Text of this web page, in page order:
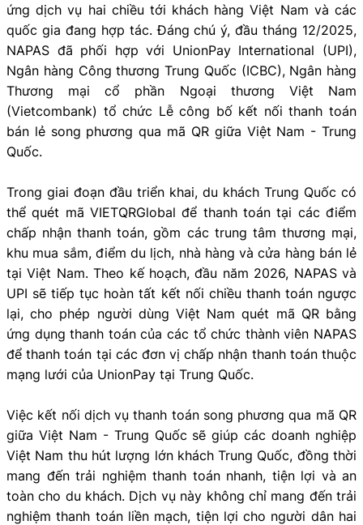
ứng dịch vụ hai chiều tới khách hàng Việt Nam và các
quốc gia đang hợp tác. Đáng chú ý, đầu tháng 12/2025,
NAPAS đã phối hợp với UnionPay International (UPI),
Ngân hàng Công thương Trung Quốc (ICBC), Ngân hàng
Thương mại cổ phần Ngoại thương Việt Nam
(Vietcombank) tổ chức Lễ công bố kết nối thanh toán
bán lẻ song phương qua mã QR giữa Việt Nam - Trung
Quốc.
Trong giai đoạn đầu triển khai, du khách Trung Quốc có
thể quét mã VIETQRGlobal để thanh toán tại các điểm
chấp nhận thanh toán, gồm các trung tâm thương mại,
khu mua sắm, điểm du lịch, nhà hàng và cửa hàng bán lẻ
tại Việt Nam. Theo kế hoạch, đầu năm 2026, NAPAS và
UPI sẽ tiếp tục hoàn tất kết nối chiều thanh toán ngược
lại, cho phép người dùng Việt Nam quét mã QR bằng
ứng dụng thanh toán của các tổ chức thành viên NAPAS
để thanh toán tại các đơn vị chấp nhận thanh toán thuộc
mạng lưới của UnionPay tại Trung Quốc.
Việc kết nối dịch vụ thanh toán song phương qua mã QR
giữa Việt Nam - Trung Quốc sẽ giúp các doanh nghiệp
Việt Nam thu hút lượng lớn khách Trung Quốc, đồng thời
mang đến trải nghiệm thanh toán nhanh, tiện lợi và an
toàn cho du khách. Dịch vụ này không chỉ mang đến trải
nghiệm thanh toán liền mạch, tiện lợi cho người dân hai